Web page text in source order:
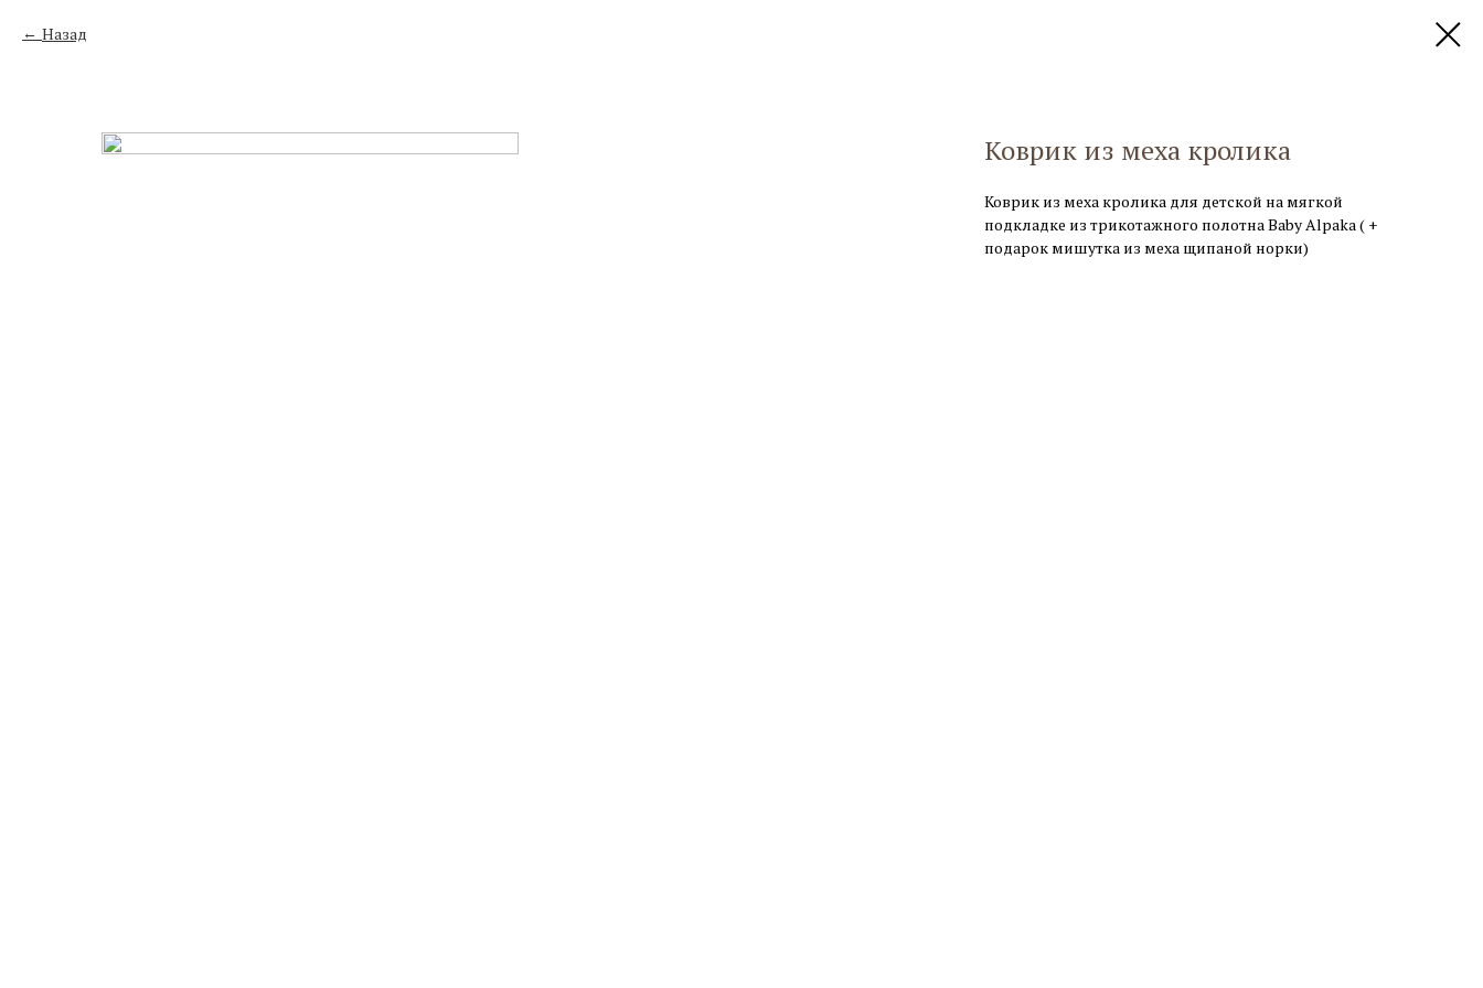
Назад
Коврик из меха кролика
Коврик из меха кролика для детской на мягкой
подкладке из трикотажного полотна Baby Alpaka ( +
подарок мишутка из меха щипаной норки)